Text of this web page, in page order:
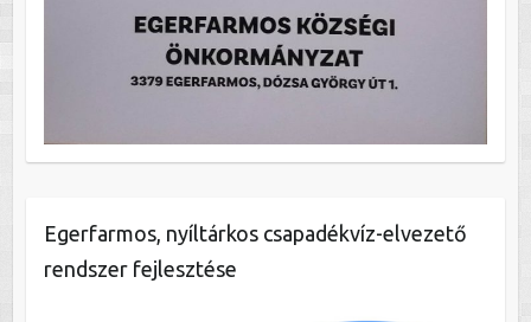
Egerfarmos, nyíltárkos csapadékvíz-elvezető
rendszer fejlesztése